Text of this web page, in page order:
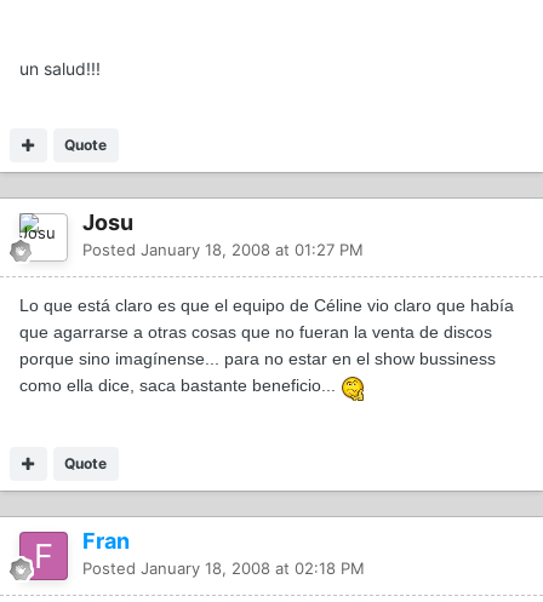
un salud!!!
Quote
Josu
Posted January 18, 2008 at 01:27 PM
Lo que está claro es que el equipo de Céline vio claro que había
que agarrarse a otras cosas que no fueran la venta de discos
porque sino imagínense... para no estar en el show bussiness
como ella dice, saca bastante beneficio...
Quote
Fran
Posted January 18, 2008 at 02:18 PM